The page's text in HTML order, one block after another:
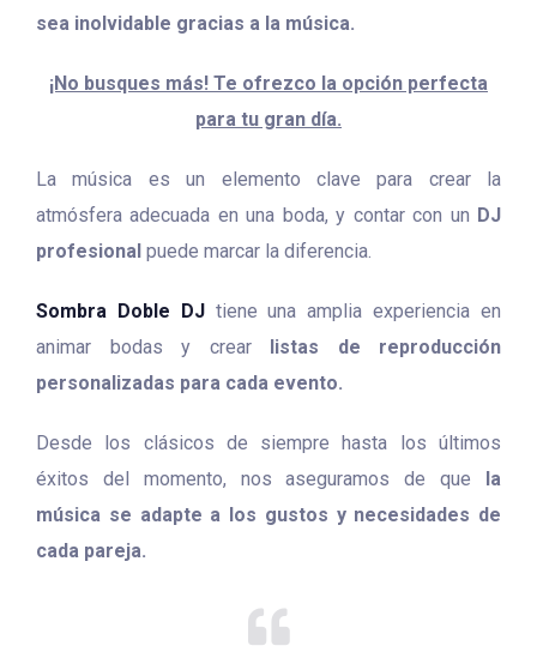
sea inolvidable gracias a la música.
¡No busques más! Te ofrezco la opción perfecta
para tu gran día.
La música es un elemento clave para crear la
atmósfera adecuada en una boda, y contar con un DJ
profesional puede marcar la diferencia.
Sombra Doble DJtiene una amplia experiencia en
animar bodas y crear listas de reproducción
personalizadas para cada evento.
Desde los clásicos de siempre hasta los últimos
éxitos del momento, nos aseguramos de que la
música se adapte a los gustos y necesidades de
cada pareja.